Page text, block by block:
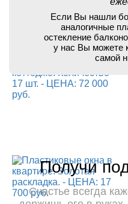
Если Вы нашли
аналогичные
остекление
у нас Вы можете
самой
Получи
Счастье всегда